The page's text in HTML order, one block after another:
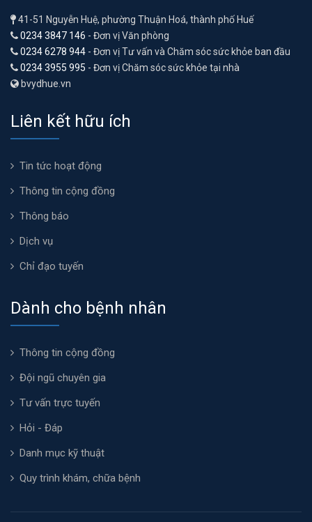
41-51 Nguyễn Huệ, phường Thuận Hoá, thành phố Huế
0234 3847 146 - Đơn vị Văn phòng
0234 6278 944 - Đơn vị Tư vấn và Chăm sóc sức khỏe ban đầu
0234 3955 995 - Đơn vị Chăm sóc sức khỏe tại nhà
bvydhue.vn
Liên kết hữu ích
Tin tức hoạt động
Thông tin cộng đồng
Thông báo
Dịch vụ
Chỉ đạo tuyến
Dành cho bệnh nhân
Thông tin cộng đồng
Đội ngũ chuyên gia
Tư vấn trực tuyến
Hỏi - Đáp
Danh mục kỹ thuật
Quy trình khám, chữa bệnh